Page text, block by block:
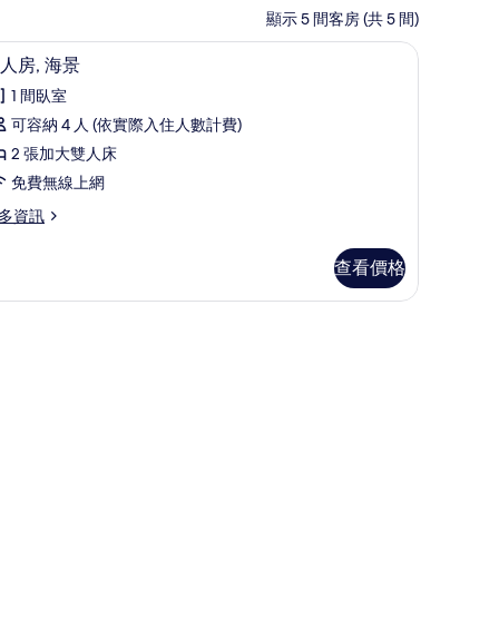
顯示 5 間客房 (共 5 間)
四人房, 海景 | 免費無線上網、床單
6 房, 海景
1 間臥室
可容納 4 人 (依實際入住人數計費)
2 張加大雙人床
免費無線上網
資訊
查看價格